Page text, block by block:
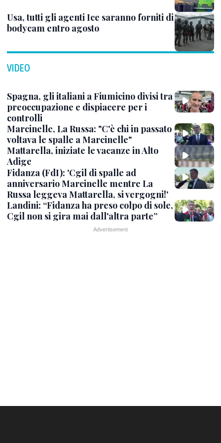
Usa, tutti gli agenti Ice saranno forniti di
bodycam entro agosto
VIDEO
Spagna, gli italiani a Fiumicino divisi tra
preoccupazione e dispiacere per i
controlli
Marcinelle, La Russa: "C'è chi in passato
voltava le spalle a Marcinelle"
Mattarella, iniziate le vacanze in Alto
Adige
Fidanza (FdI): 'Cgil di spalle ad
anniversario Marcinelle mentre La
Russa leggeva Mattarella, si vergogni!'
Landini: “Fidanza ha preso colpo di sole,
Cgil non si gira mai dall'altra parte”